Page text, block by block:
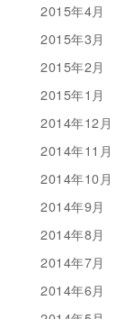
2015年4月
2015年3月
2015年2月
2015年1月
2014年12月
2014年11月
2014年10月
2014年9月
2014年8月
2014年7月
2014年6月